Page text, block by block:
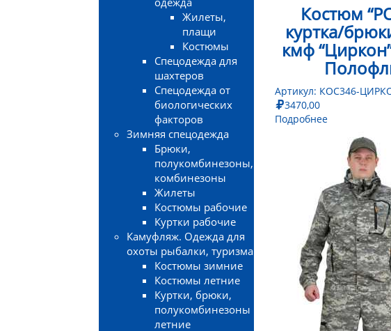
Костюм
куртка/
кмф
Артикул: КОС346-
3470,00
Подробнее
Жилеты,
плащи
Костюмы
Спецодежда для
шахтеров
Спецодежда от
биологических
факторов
Зимняя спецодежда
Брюки,
полукомбинезоны,
комбинезоны
Жилеты
Костюмы рабочие
Куртки рабочие
Камуфляж. Одежда для
охоты рыбалки, туризма
Костюмы зимние
Костюмы летние
Куртки, брюки,
полукомбинезоны
летние